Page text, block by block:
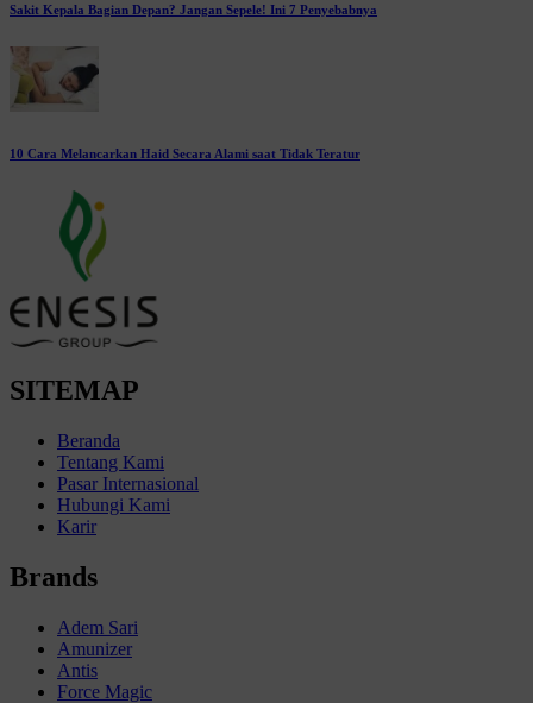
Sakit Kepala Bagian Depan? Jangan Sepele! Ini 7 Penyebabnya
10 Cara Melancarkan Haid Secara Alami saat Tidak Teratur
SITEMAP
Beranda
Tentang Kami
Pasar Internasional
Hubungi Kami
Karir
Brands
Adem Sari
Amunizer
Antis
Force Magic